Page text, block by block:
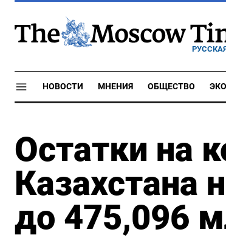
НОВОСТИ МНЕНИЯ ОБЩЕСТВО
Остатки на
Казахстана
до 475,096